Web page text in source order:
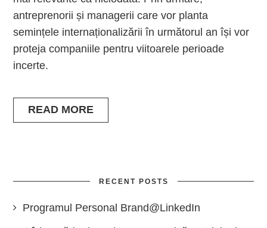
antreprenorii și managerii care vor planta
semințele internaționalizării în următorul an își vor
proteja companiile pentru viitoarele perioade
incerte.
READ MORE
RECENT POSTS
Programul Personal Brand@LinkedIn